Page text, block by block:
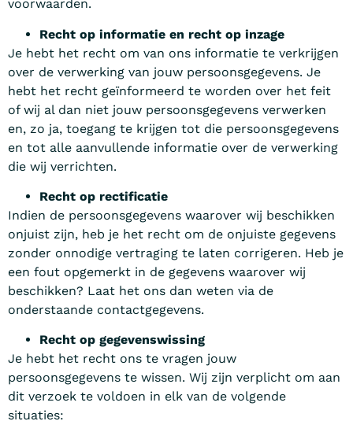
voorwaarden.
Recht op informatie en recht op inzage
Je hebt het recht om van ons informatie te verkrijgen
over de verwerking van jouw persoonsgegevens. Je
hebt het recht geïnformeerd te worden over het feit
of wij al dan niet jouw persoonsgegevens verwerken
en, zo ja, toegang te krijgen tot die persoonsgegevens
en tot alle aanvullende informatie over de verwerking
die wij verrichten.
Recht op rectificatie
Indien de persoonsgegevens waarover wij beschikken
onjuist zijn, heb je het recht om de onjuiste gegevens
zonder onnodige vertraging te laten corrigeren. Heb je
een fout opgemerkt in de gegevens waarover wij
beschikken? Laat het ons dan weten via de
onderstaande contactgegevens.
Recht op gegevenswissing
Je hebt het recht ons te vragen jouw
persoonsgegevens te wissen. Wij zijn verplicht om aan
dit verzoek te voldoen in elk van de volgende
situaties: